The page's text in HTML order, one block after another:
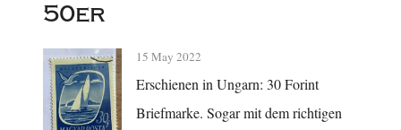
50er
15 May 2022
Erschienen in Ungarn: 30 Forint
Briefmarke. Sogar mit dem richtigen